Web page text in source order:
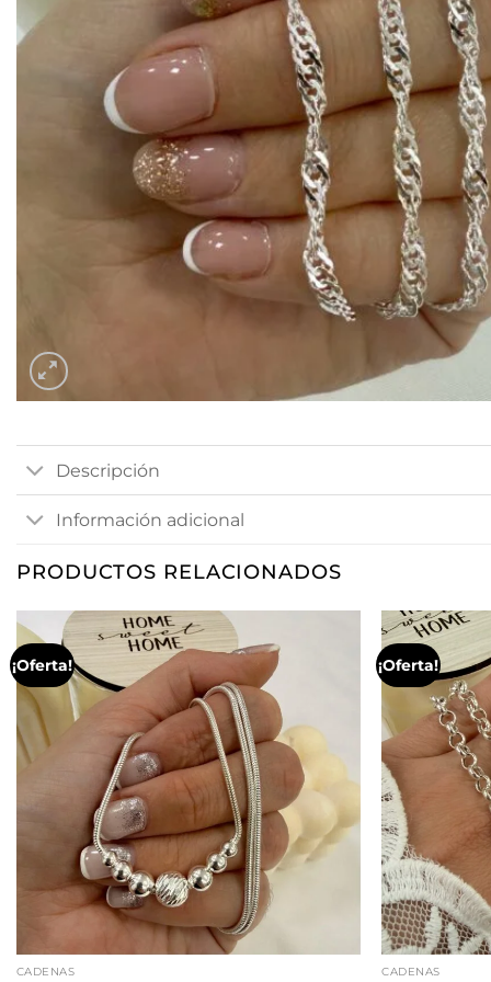
Descripción
Información adicional
PRODUCTOS RELACIONADOS
¡Oferta!
CADENAS
¡Oferta!
CADENAS